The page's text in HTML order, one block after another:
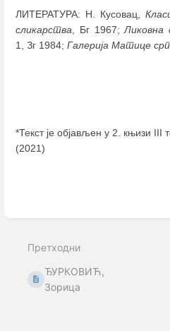
ЛИТЕРАТУРА: Н. Кусовац,
сликарства , Бг 1967;Ликовна
1, Зг 1984; Галерија Матице
*Текст је објављен у 2. књизи III
(2021)
Претходни
ЂУРКОВИЋ,
Зорица